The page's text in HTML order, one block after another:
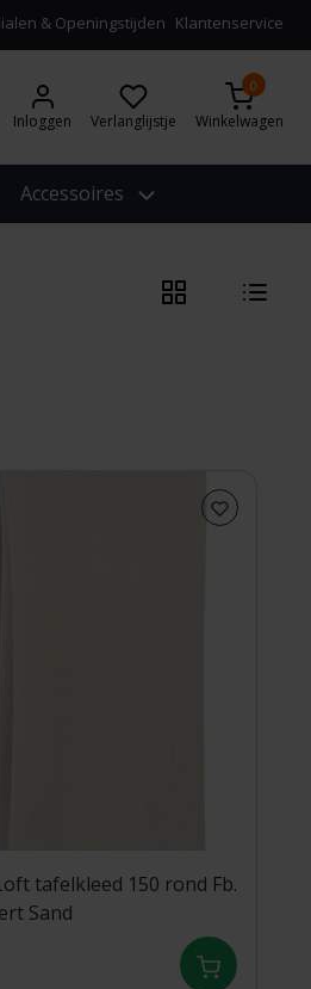
& Openingstijden Klantenservice
Inloggen Verlanglijstje
0
Winkelwagen
Accessoires
tafelkleed 150 rond Fb.
Sand